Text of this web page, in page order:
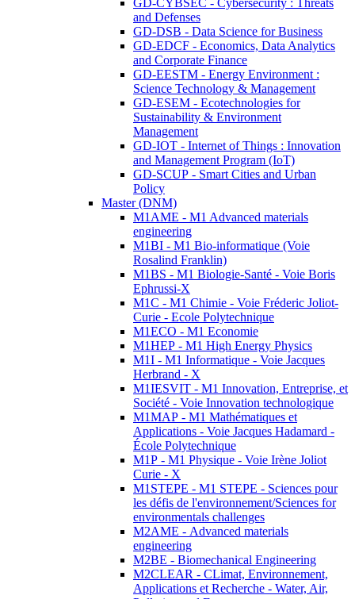
GD-CYBSEC - Cybersecurity : Threats
and Defenses
GD-DSB - Data Science for Business
GD-EDCF - Economics, Data Analytics
and Corporate Finance
GD-EESTM - Energy Environment :
Science Technology & Management
GD-ESEM - Ecotechnologies for
Sustainability & Environment
Management
GD-IOT - Internet of Things : Innovation
and Management Program (IoT)
GD-SCUP - Smart Cities and Urban
Policy
Master (DNM)
M1AME - M1 Advanced materials
engineering
M1BI - M1 Bio-informatique (Voie
Rosalind Franklin)
M1BS - M1 Biologie-Santé - Voie Boris
Ephrussi-X
M1C - M1 Chimie - Voie Fréderic Joliot-
Curie - Ecole Polytechnique
M1ECO - M1 Economie
M1HEP - M1 High Energy Physics
M1I - M1 Informatique - Voie Jacques
Herbrand - X
M1IESVIT - M1 Innovation, Entreprise, et
Société - Voie Innovation technologique
M1MAP - M1 Mathématiques et
Applications - Voie Jacques Hadamard -
École Polytechnique
M1P - M1 Physique - Voie Irène Joliot
Curie - X
M1STEPE - M1 STEPE - Sciences pour
les défis de l'environnement/Sciences for
environmentals challenges
M2AME - Advanced materials
engineering
M2BE - Biomechanical Engineering
M2CLEAR - CLimat, Environnement,
Applications et Recherche - Water, Air,